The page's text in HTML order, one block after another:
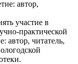
участие в
практической
автор, читатель,